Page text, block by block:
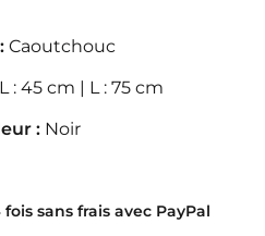
Caoutchouc
: 45 cm | L : 75 cm
: Noir
sans frais avec PayPal